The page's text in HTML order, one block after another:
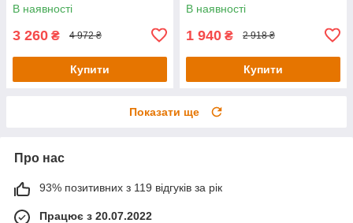
В наявності
3 260 ₴ 4 972 ₴
Купити
В наявності
1 940 ₴ 2 918 ₴
Купити
Показати ще
Про нас
93% позитивних з 119 відгуків за рік
Працює з 20.07.2022